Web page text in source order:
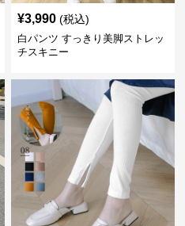
¥3,990 (税込)
白パンツ すっきり美脚ストレッ
チスキニー